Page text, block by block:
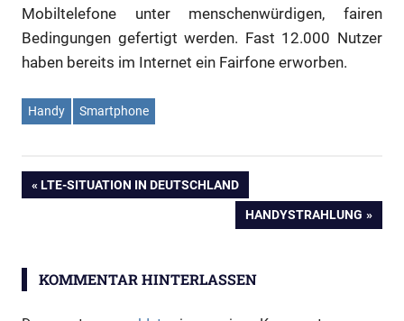
Mobiltelefone unter menschenwürdigen, fairen
Bedingungen gefertigt werden. Fast 12.000 Nutzer
haben bereits im Internet ein Fairfone erworben.
Handy Smartphone
Beitragsnavigation
VORHERIGER
LTE-SITUATION IN DEUTSCHLAND
NÄCHSTER
BEITRAG:
HANDYSTRAHLUNG
KOMMENTAR HINTERLASSEN